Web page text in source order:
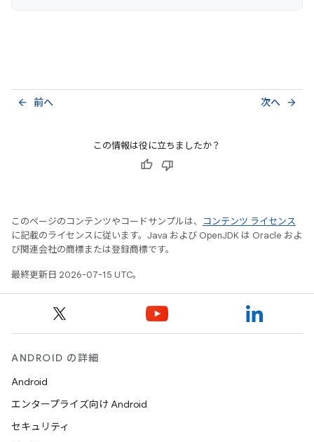
前へ
arrow_back 次へ arrow_forward
この情報は役に立ちましたか？
このページのコンテンツやコードサンプルは、
コンテンツ ライセンス
に記載のライセンスに従います。Java および OpenJDK は Oracle およ
び関連会社の商標または登録商標です。
最終更新日 2026-07-15 UTC。
ANDROID の詳細
Android
エンタープライズ向け Android
セキュリティ